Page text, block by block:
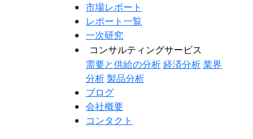
市場レポート
レポート一覧
一次研究
コンサルティングサービス
需要と供給の分析経済分析業界
分析製品分析
ブログ
会社概要
コンタクト